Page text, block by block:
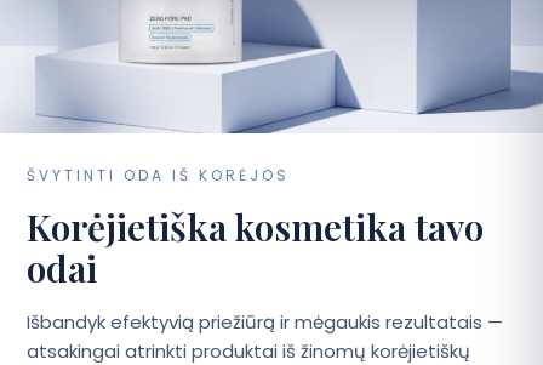
Kontaktai
Apsipirkti
ŠVYTINTI ODA IŠ KORĖJOS
Korėjietiška kosmetika tavo
odai
Išbandyk efektyvią priežiūrą ir mėgaukis rezultatais —
atsakingai atrinkti produktai iš žinomų korėjietiškų